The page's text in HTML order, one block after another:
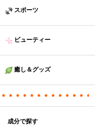
スポーツ
ビューティー
癒し＆グッズ
成分で探す